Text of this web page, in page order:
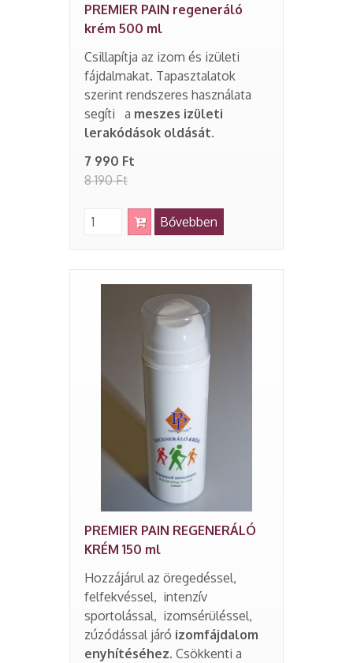
PREMIER PAIN regeneráló
krém 500 ml
Csillapítja az izom és izületi
fájdalmakat. Tapasztalatok
szerint rendszeres használata
segíti a meszes izületi
lerakódások oldását.
7 990 Ft
8 190 Ft
Bővebben
PREMIER PAIN REGENERÁLÓ
KRÉM 150 ml
Hozzájárul az öregedéssel,
felfekvéssel, intenzív
sportolással, izomsérüléssel,
zúzódással járó izomfájdalom
enyhítéséhez. Csökkenti a